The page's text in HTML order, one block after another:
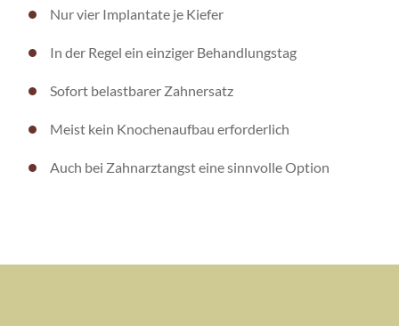
Nur vier Implantate je Kiefer
In der Regel ein einziger Behandlungstag
Sofort belastbarer Zahnersatz
Meist kein Knochenaufbau erforderlich
Auch bei Zahnarztangst eine sinnvolle Option